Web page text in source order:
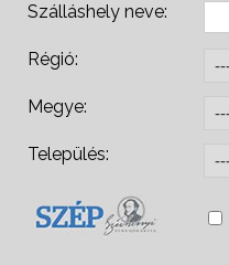
Szálláshely neve:
Régió:
Megye:
Település: